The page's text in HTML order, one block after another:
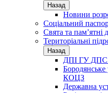
Назад
Новини
Соціальний
Свята та пам’ятні
Територіальні
Назад
ДПІ ГУ ДПС
Бородянське
КОЦЗ
Державна